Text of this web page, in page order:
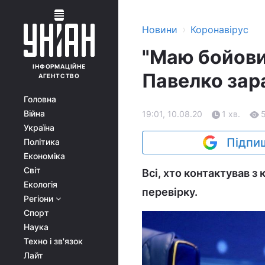
ІНФОРМАЦІЙНЕ
АГЕНТСТВО
Головна
Війна
Україна
Політика
Економіка
Світ
Екологія
Регіони
Спорт
Наука
Техно і зв'язок
Лайт
Новини › Коронавірус
"Маю
Павелко
19:01, 10.08.20 1 хв.
Всі, хто контактував
перевірку.